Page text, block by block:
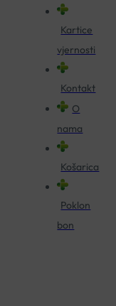
Kartice
vjernosti
Kontakt
O
nama
Košarica
Poklon
bon